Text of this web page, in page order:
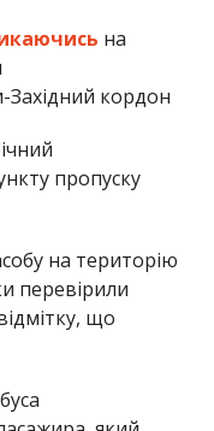
на
кордон
пропуску
на територію
перевірили
що